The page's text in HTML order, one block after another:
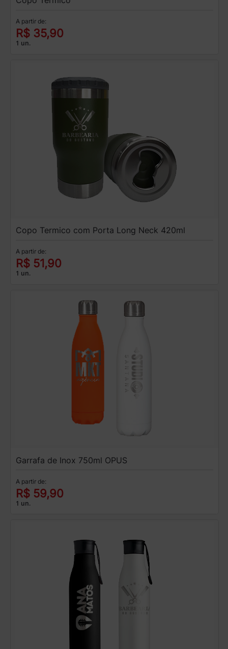
A partir de:
R$ 35,90
1 un.
Copo Termico com Porta Long Neck 420ml
A partir de:
R$ 51,90
1 un.
Garrafa de Inox 750ml OPUS
A partir de:
R$ 59,90
1 un.